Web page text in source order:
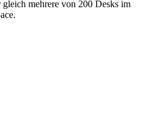
mehrere von 200 Desks im